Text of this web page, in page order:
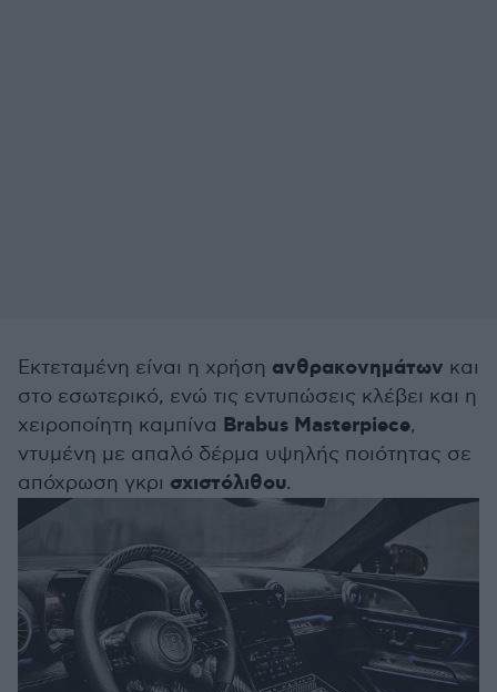
Εκτεταμένη είναι η χρήση ανθρακονημάτων και
στο εσωτερικό, ενώ τις εντυπώσεις κλέβει και η
χειροποίητη καμπίνα Brabus Masterpiece,
ντυμένη με απαλό δέρμα υψηλής ποιότητας σε
απόχρωση γκρι σχιστόλιθου.